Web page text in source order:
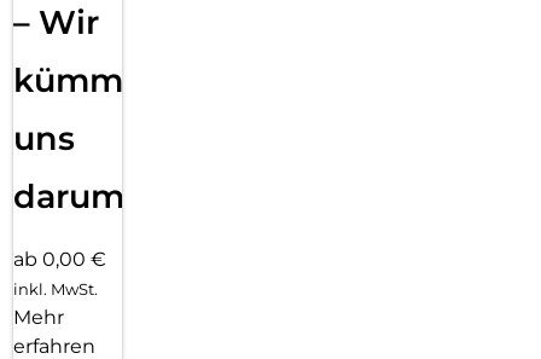
– Wir
kümmern
uns
darum!
ab 0,00 €
inkl. MwSt.
Mehr
erfahren